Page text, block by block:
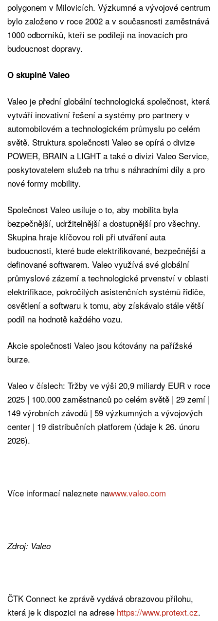
polygonem v Milovicích. Výzkumné a vývojové centrum
bylo založeno v roce 2002 a v současnosti zaměstnává
1000 odborníků, kteří se podílejí na inovacích pro
budoucnost dopravy.
O skupině Valeo
Valeo je přední globální technologická společnost, která
vytváří inovativní řešení a systémy pro partnery v
automobilovém a technologickém průmyslu po celém
světě. Struktura společnosti Valeo se opírá o divize
POWER, BRAIN a LIGHT a také o divizi Valeo Service,
poskytovatelem služeb na trhu s náhradními díly a pro
nové formy mobility.
Společnost Valeo usiluje o to, aby mobilita byla
bezpečnější, udržitelnější a dostupnější pro všechny.
Skupina hraje klíčovou roli při utváření auta
budoucnosti, které bude elektrifikované, bezpečnější a
definované softwarem. Valeo využívá své globální
průmyslové zázemí a technologické prvenství v oblasti
elektrifikace, pokročilých asistenčních systémů řidiče,
osvětlení a softwaru k tomu, aby získávalo stále větší
podíl na hodnotě každého vozu.
Akcie společnosti Valeo jsou kótovány na pařížské
burze.
Valeo v číslech: Tržby ve výši 20,9 miliardy EUR v roce
2025 | 100.000 zaměstnanců po celém světě | 29 zemí |
149 výrobních závodů | 59 výzkumných a vývojových
center | 19 distribučních platforem (údaje k 26. únoru
2026).
Více informací naleznete nawww.valeo.com
Zdroj: Valeo
ČTK Connect ke zprávě vydává obrazovou přílohu,
která je k dispozici na adrese https://www.protext.cz.